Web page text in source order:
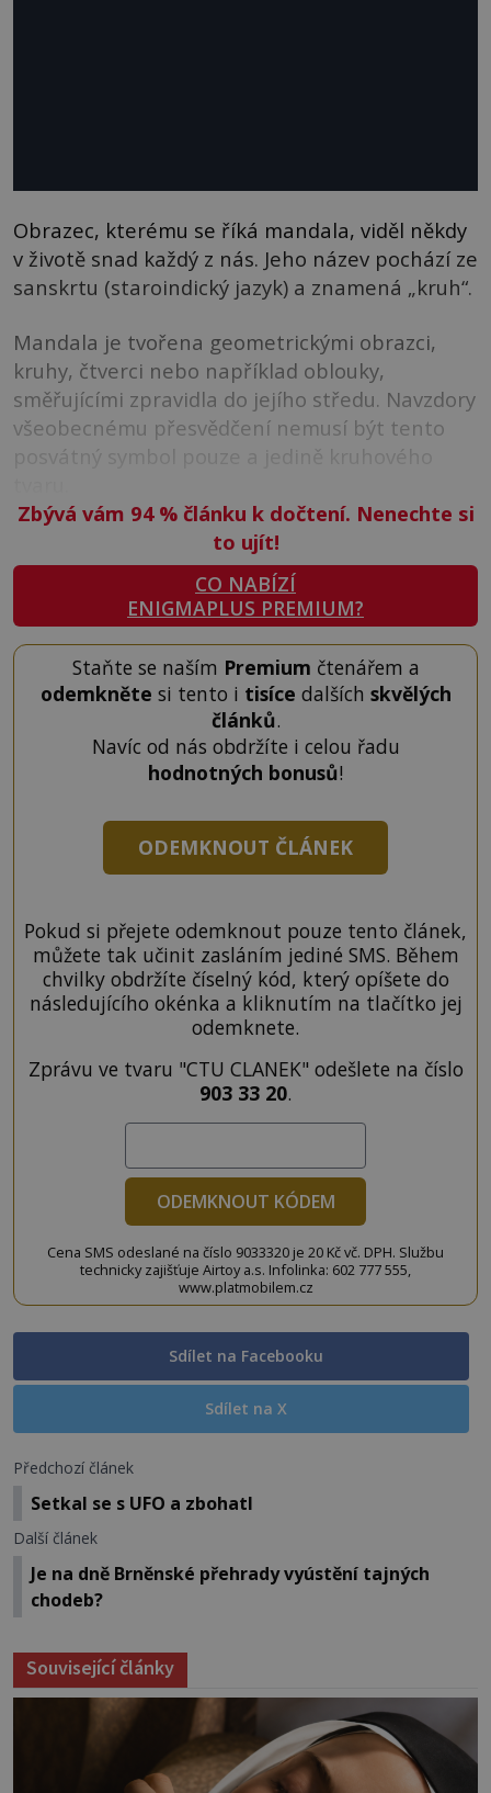
Obrazec, kterému se říká mandala, viděl někdy
v životě snad každý z nás. Jeho název pochází ze
sanskrtu (staroindický jazyk) a znamená „kruh“.
Mandala je tvořena geometrickými obrazci,
kruhy, čtverci nebo například oblouky,
směřujícími zpravidla do jejího středu. Navzdory
všeobecnému přesvědčení nemusí být tento
posvátný symbol pouze a jedině kruhového
Zbývá vám 94 %článku k dočtení. Nenechte si
to ujít!
CO NABÍZÍ
ENIGMAPLUS PREMIUM?
Staňte se naším Premium čtenářem a
odemkněte si tento i tisíce dalších skvělých
článků.
Navíc od nás obdržíte i celou řadu
hodnotných bonusů!
ODEMKNOUT ČLÁNEK
Pokud si přejete odemknout pouze tento článek,
můžete tak učinit zasláním jediné SMS. Během
chvilky obdržíte číselný kód, který opíšete do
následujícího okénka a kliknutím na tlačítko jej
odemknete.
Zprávu ve tvaru "CTU CLANEK" odešlete na číslo
903 33 20.
ODEMKNOUT KÓDEM
Cena SMS odeslané na číslo 9033320 je 20 Kč vč. DPH. Službu
technicky zajišťuje Airtoy a.s. Infolinka: 602 777 555,
www.platmobilem.cz
Sdílet na Facebooku
Sdílet na X
Předchozí článek
Setkal se s UFO a zbohatl
Další článek
Je na dně Brněnské přehrady vyústění tajných
chodeb?
Související články